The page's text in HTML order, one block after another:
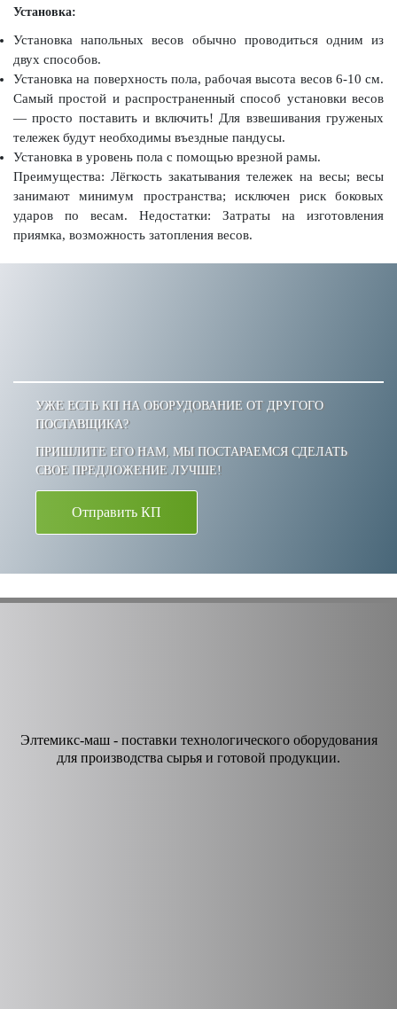
УЖЕ ЕСТЬ КП НА ОБОРУДОВАНИЕ ОТ ДРУГОГО
ПОСТАВЩИКА?
ПРИШЛИТЕ ЕГО НАМ, МЫ ПОСТАРАЕМСЯ СДЕЛАТЬ
СВОЕ ПРЕДЛОЖЕНИЕ ЛУЧШЕ!
Отправить КП
Установка:
Установка напольных весов обычно проводиться одним из
двух способов.
Установка на поверхность пола, рабочая высота весов 6-10 см.
Самый простой и распространенный способ установки весов
— просто поставить и включить! Для взвешивания груженых
тележек будут необходимы въездные пандусы.
Установка в уровень пола с помощью врезной рамы.
Преимущества: Лёгкость закатывания тележек на весы; весы
занимают минимум пространства; исключен риск боковых
ударов по весам. Недостатки: Затраты на изготовления
приямка, возможность затопления весов.
Элтемикс-маш - поставки технологического оборудования
для производства сырья и готовой продукции.